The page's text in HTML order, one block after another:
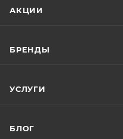
АКЦИИ
БРЕНДЫ
УСЛУГИ
БЛОГ